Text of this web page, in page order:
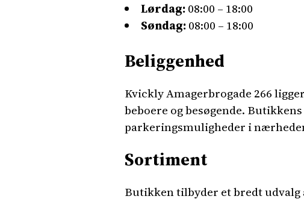
Lørdag:08:00 – 18:00
Søndag:08:00 – 18:00
Beliggenhed
Kvickly Amagerbrogade 266
beboere og besøgende.
parkeringsmuligheder i
Sortiment
Butikken tilbyder et bredt